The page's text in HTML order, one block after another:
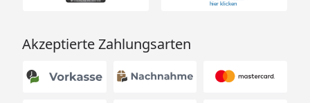
Haarballen entwickelt und macht Ihre Katze gesund
Akzeptierte Zahlungsarten